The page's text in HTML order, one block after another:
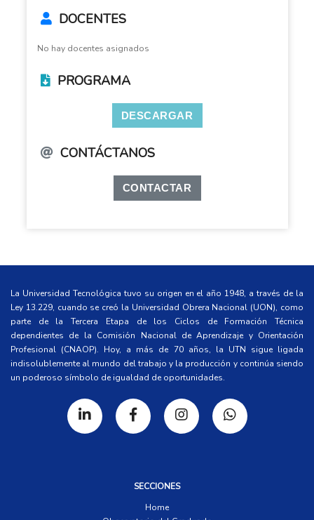
DOCENTES
No hay docentes asignados
PROGRAMA
DESCARGAR
CONTÁCTANOS
CONTACTAR
La Universidad Tecnológica tuvo su origen en el año 1948, a través de la
Ley 13.229, cuando se creó la Universidad Obrera Nacional (UON), como
parte de la Tercera Etapa de los Ciclos de Formación Técnica
dependientes de la Comisión Nacional de Aprendizaje y Orientación
Profesional (CNAOP). Hoy, a más de 70 años, la UTN sigue ligada
indisolublemente al mundo del trabajo y la producción y continúa siendo
un poderoso símbolo de igualdad de oportunidades.
SECCIONES
Home